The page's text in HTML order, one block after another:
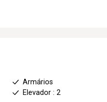
Armários
Elevador : 2